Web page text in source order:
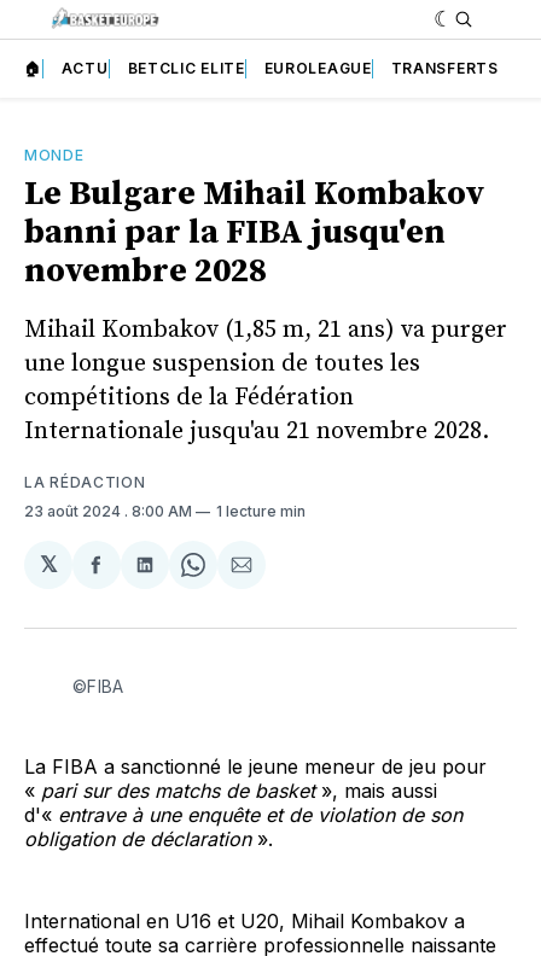
🏠 ACTU BETCLIC ELITE EUROLEAGUE TRANSFERTS
MONDE
Le Bulgare Mihail Kombakov
banni par la FIBA jusqu'en
novembre 2028
Mihail Kombakov (1,85 m, 21 ans) va purger
une longue suspension de toutes les
compétitions de la Fédération
Internationale jusqu'au 21 novembre 2028.
LA RÉDACTION
23 août 2024 . 8:00 AM 1 lecture min
𝕏
Partager
Facebook
Partager
LinkedIn
Share
WhatsApp
Partager
Courriel
©FIBA
La FIBA a sanctionné le jeune meneur de jeu pour
« pari sur des matchs de basket», mais aussi
d'« entrave à une enquête et de violation de son
obligation de déclaration».
International en U16 et U20, Mihail Kombakov a
effectué toute sa carrière professionnelle naissante